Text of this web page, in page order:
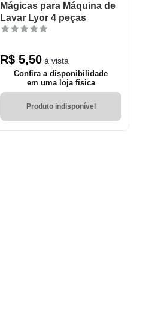
Mágicas para Máquina de
Lavar Lyor 4 peças
R$ 5,50à vista
Confira a disponibilidade
em uma loja física
Produto indisponível